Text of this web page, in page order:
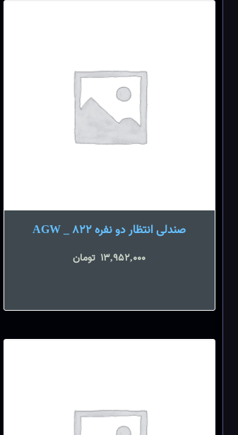
صندلی انتظار دو نفره AGW _ 822
13,952,000 تومان